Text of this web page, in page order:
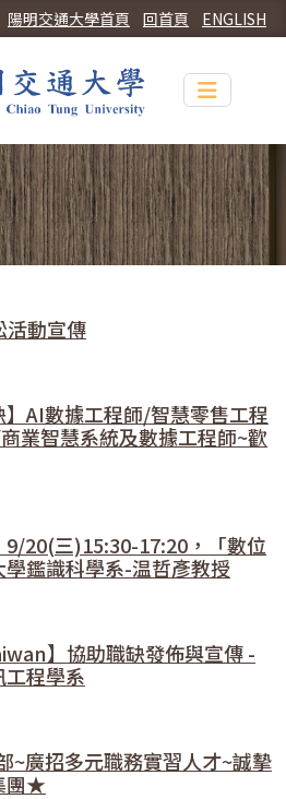
ENGLISH
回首頁
陽明交通大學首頁
Toggle
活動宣傳
】AI數據工程師/智慧零售工程
業智慧系統及數據工程師~歡
9/20(三)15:30-17:20，「數位
鑑識科學系-温哲彥教授
】協助職缺發佈與宣傳 -
程學系
廣招多元職務實習人才~誠摰
團★